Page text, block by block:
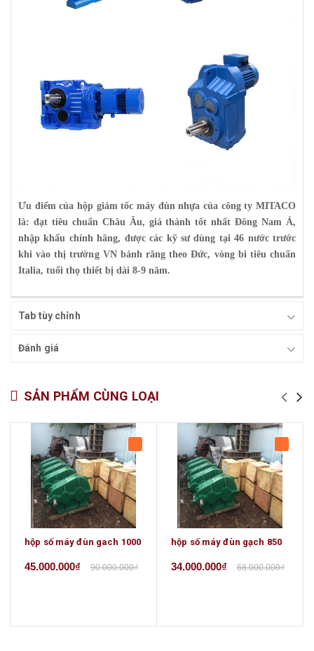
Ưu điểm của hộp giảm tốc máy đùn nhựa của công ty MITACO
là: đạt tiêu chuẩn Châu Âu, giá thành tốt nhất Đông Nam Á,
nhập khẩu chính hãng, được các kỹ sư dùng tại 46 nước trước
khi vào thị trường VN bánh răng theo Đức, vòng bi tiêu chuẩn
Italia, tuổi thọ thiết bị dài 8-9 năm.
Tab tùy chỉnh
Đánh giá
SẢN PHẨM CÙNG LOẠI
hộp số máy đùn gach 1000
45.000.000₫ 90.000.000₫
hộp số máy đùn gạch 850
34.000.000₫ 68.000.000₫